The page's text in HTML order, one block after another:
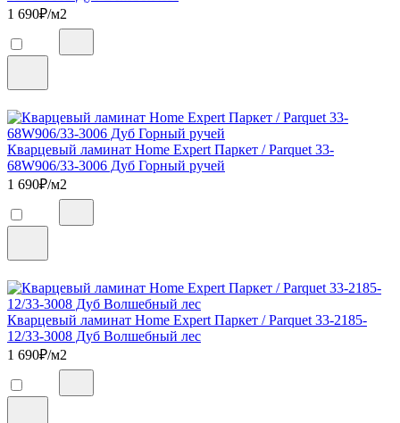
1 690₽/м2
Кварцевый ламинат Home Expert Паркет / Parquet 33-
68W906/33-3006 Дуб Горный ручей
1 690₽/м2
Кварцевый ламинат Home Expert Паркет / Parquet 33-2185-
12/33-3008 Дуб Волшебный лес
1 690₽/м2